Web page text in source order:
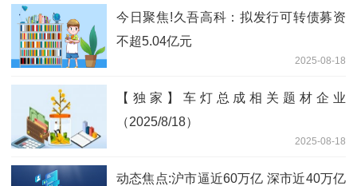
今日聚焦!久吾高科：拟发行可转债募资
不超5.04亿元
2025-08-18
【独家】车灯总成相关题材企业
（2025/8/18）
2025-08-18
动态焦点:沪市逼近60万亿 深市近40万亿